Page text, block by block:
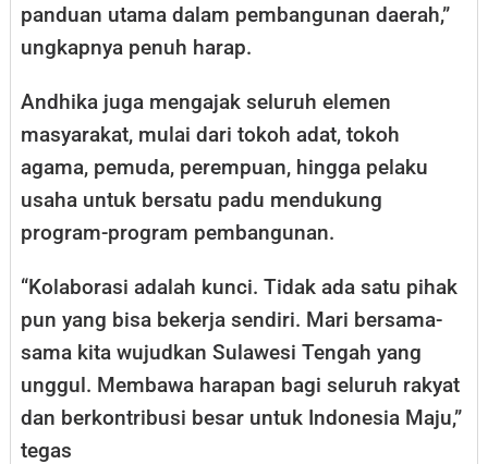
panduan utama dalam pembangunan daerah,”
ungkapnya penuh harap.
Andhika juga mengajak seluruh elemen
masyarakat, mulai dari tokoh adat, tokoh
agama, pemuda, perempuan, hingga pelaku
usaha untuk bersatu padu mendukung
program-program pembangunan.
“Kolaborasi adalah kunci. Tidak ada satu pihak
pun yang bisa bekerja sendiri. Mari bersama-
sama kita wujudkan Sulawesi Tengah yang
unggul. Membawa harapan bagi seluruh rakyat
dan berkontribusi besar untuk Indonesia Maju,”
tegas